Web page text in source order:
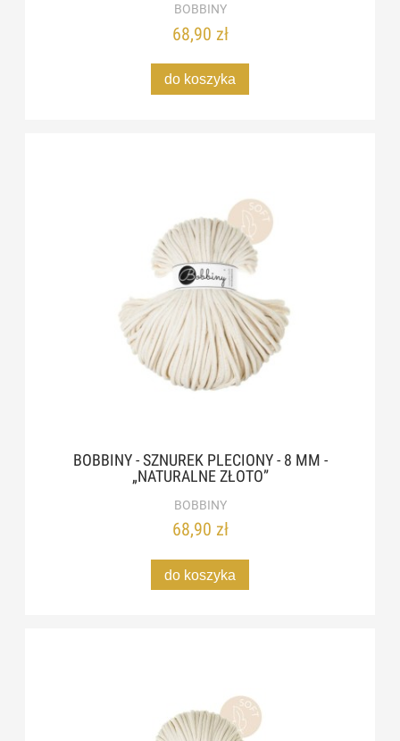
BOBBINY
68,90 zł
do koszyka
BOBBINY - SZNUREK PLECIONY - 8 MM -
„NATURALNE ZŁOTO”
BOBBINY
68,90 zł
do koszyka